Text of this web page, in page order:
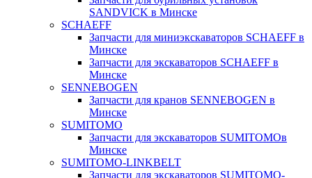
SANDVICK в Минске
SCHAEFF
Запчасти для миниэкскаваторов SCHAEFF в
Минске
Запчасти для экскаваторов SCHAEFF в
Минске
SENNEBOGEN
Запчасти для кранов SENNEBOGEN в
Минске
SUMITOMO
Запчасти для экскаваторов SUMITOMOв
Минске
SUMITOMO-LINKBELT
Запчасти для экскаваторов SUMITOMO-